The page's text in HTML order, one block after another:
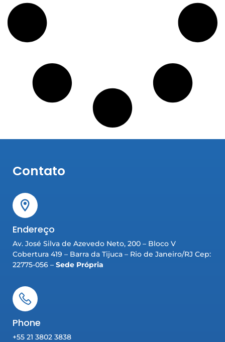
Contato
Endereço
Av. José Silva de Azevedo Neto, 200 – Bloco V
Cobertura 419 – Barra da Tijuca – Rio de Janeiro/RJ Cep:
22775-056 – Sede Própria
Phone
+55 21 3802 3838